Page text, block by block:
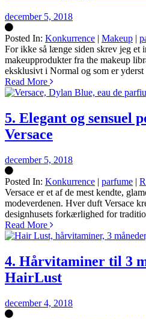
december 5, 2018
Posted In: Konkurrence | Makeup |
Silke
For ikke så længe siden skrev jeg et
makeupprodukter fra the makeup
eksklusivt i Normal og som er
Read More
5. Elegant og sensuel
Versace
december 5, 2018
Posted In: Konkurrence | parfume |
Silke
Versace er et af de mest kendte,
modeverdenen. Hver duft Versace
designhusets forkærlighed for
Read More
4. Hårvitaminer til 3
HairLust
december 4, 2018